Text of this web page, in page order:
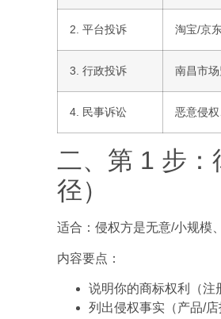
2. 平台投诉 淘宝/京
3. 行政投诉 南昌市
4. 民事诉讼 恶意侵
二、第 1 步：
径）
适合：侵权方是无意/小规模
内容要点：
说明你的商标权利（注
列出侵权事实（产品/店